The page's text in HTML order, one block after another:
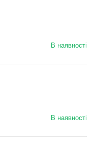
В наявності
В наявності